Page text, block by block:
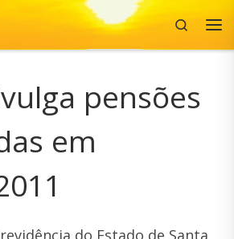
Search
pensões
em
do Estado de Santa